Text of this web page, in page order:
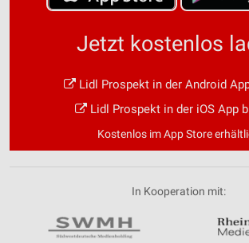
Jetzt kostenlos
Lidl Prospekt in der Android
Lidl Prospekt in der iOS App
Kostenlos im App Store
In Kooperation mit: